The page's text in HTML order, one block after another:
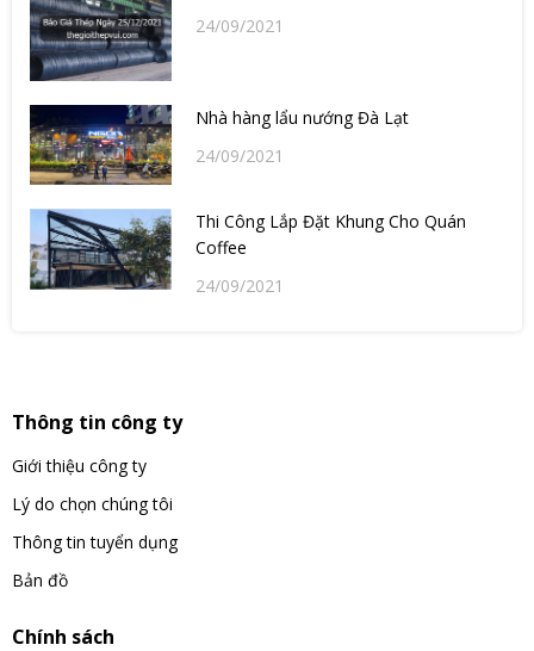
24/09/2021
Nhà hàng lẩu nướng Đà Lạt
24/09/2021
Thi Công Lắp Đặt Khung Cho Quán
Coffee
24/09/2021
Thông tin công ty
Giới thiệu công ty
Lý do chọn chúng tôi
Thông tin tuyển dụng
Bản đồ
Chính sách